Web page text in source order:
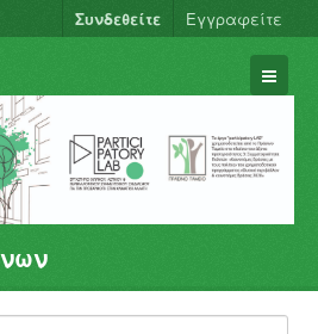
Συνδεθείτε Εγγραφείτε